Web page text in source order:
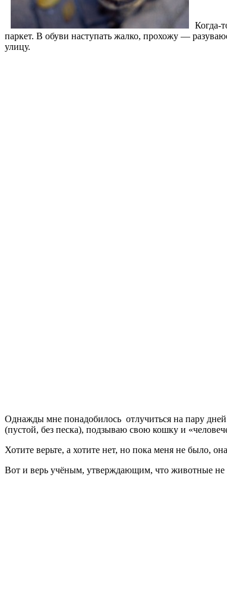
Когда-
паркет. В обуви наступать жалко, прохожу —
улицу.
Однажды мне понадобилось отлучиться на пару
(пустой, без песка), подзываю свою кошку и
Хотите верьте, а хотите нет, но пока меня не было,
Вот и верь учёным, утверждающим, что животные не